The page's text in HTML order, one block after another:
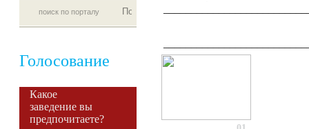
Голосование
Какое
заведение вы
предпочитаете?